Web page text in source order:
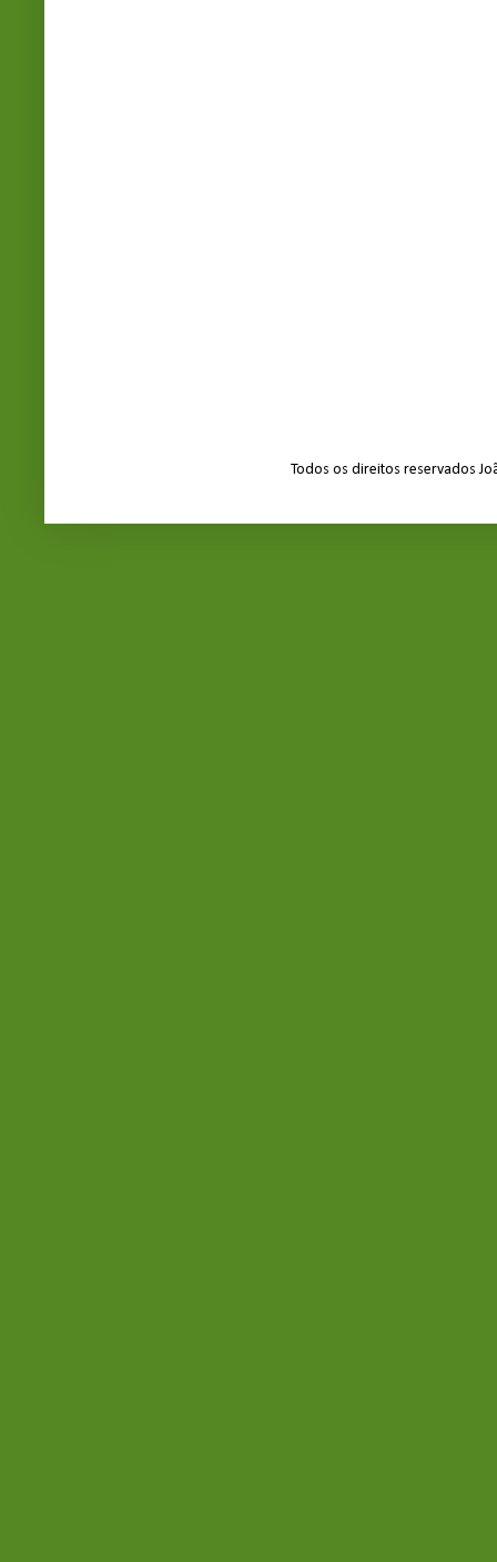
Todos os direitos reservados